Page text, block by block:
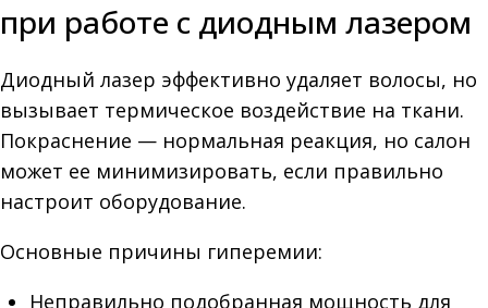
при работе с диодным лазером
Диодный лазер эффективно удаляет волосы, но
вызывает термическое воздействие на ткани.
Покраснение — нормальная реакция, но салон
может ее минимизировать, если правильно
настроит оборудование.
Основные причины гиперемии:
Неправильно подобранная мощность для